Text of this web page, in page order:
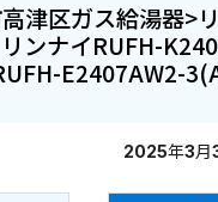
津区ガス給湯器>
ンナイRUFH-
E2407AW2-
2025年3月